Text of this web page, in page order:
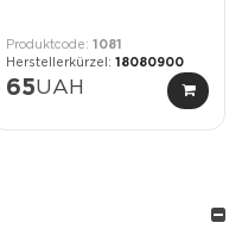
1081
18080900
65UAH